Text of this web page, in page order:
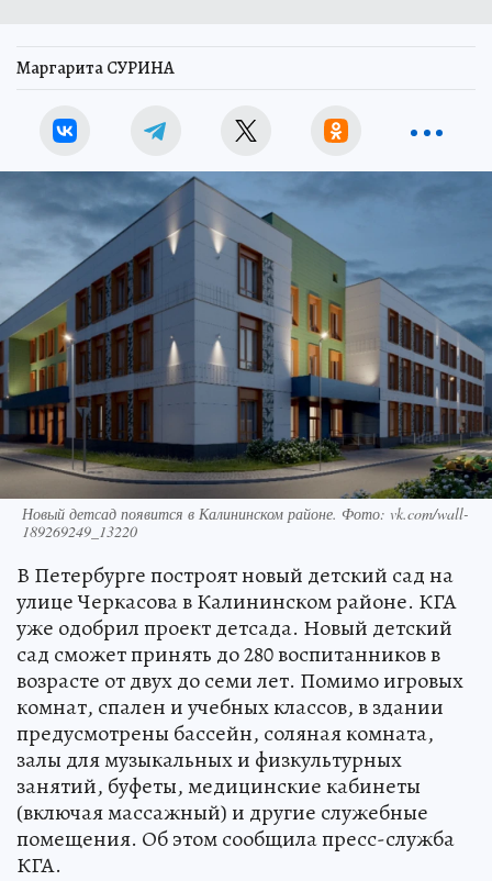
Маргарита СУРИНА
Новый детсад появится в Калининском районе. Фото: vk.com/wall-
189269249_13220
В Петербурге построят новый детский сад на
улице Черкасова в Калининском районе. КГА
уже одобрил проект детсада. Новый детский
сад сможет принять до 280 воспитанников в
возрасте от двух до семи лет. Помимо игровых
комнат, спален и учебных классов, в здании
предусмотрены бассейн, соляная комната,
залы для музыкальных и физкультурных
занятий, буфеты, медицинские кабинеты
(включая массажный) и другие служебные
помещения. Об этом сообщила пресс-служба
КГА.